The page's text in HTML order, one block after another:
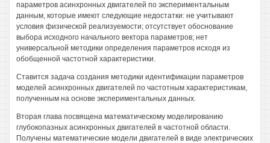
параметров асинхронных двигателей по экспериментальным
данным, которые имеют следующие недостатки: не учитывают
условия физической реализуемости; отсутствует обоснование
выбора исходного начального вектора параметров; нет
универсальной методики определения параметров исходя из
обобщенной частотной характеристики.
Ставится задача создания методики идентификации параметров
моделей асинхронных двигателей по частотным характеристикам,
полученным на основе экспериментальных данных.
Вторая глава посвящена математическому моделированию
глубокопазных асинхронных двигателей в частотной области.
Получены математические модели двигателей в виде электрических